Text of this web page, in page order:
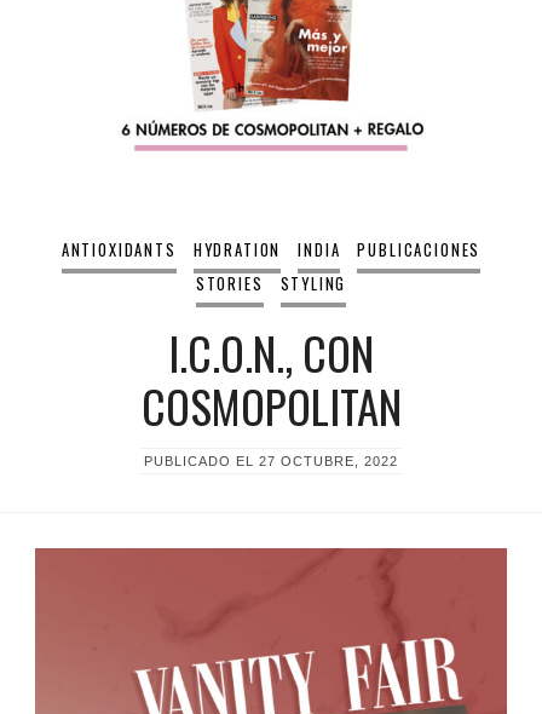
ANTIOXIDANTS HYDRATION INDIA
PUBLICACIONES
STORIES
STYLING
I.C.O.N., CON
COSMOPOLITAN
PUBLICADO EL 27 OCTUBRE, 2022